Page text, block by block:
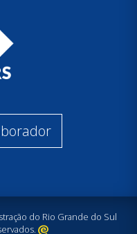
do Rio Grande do Sul